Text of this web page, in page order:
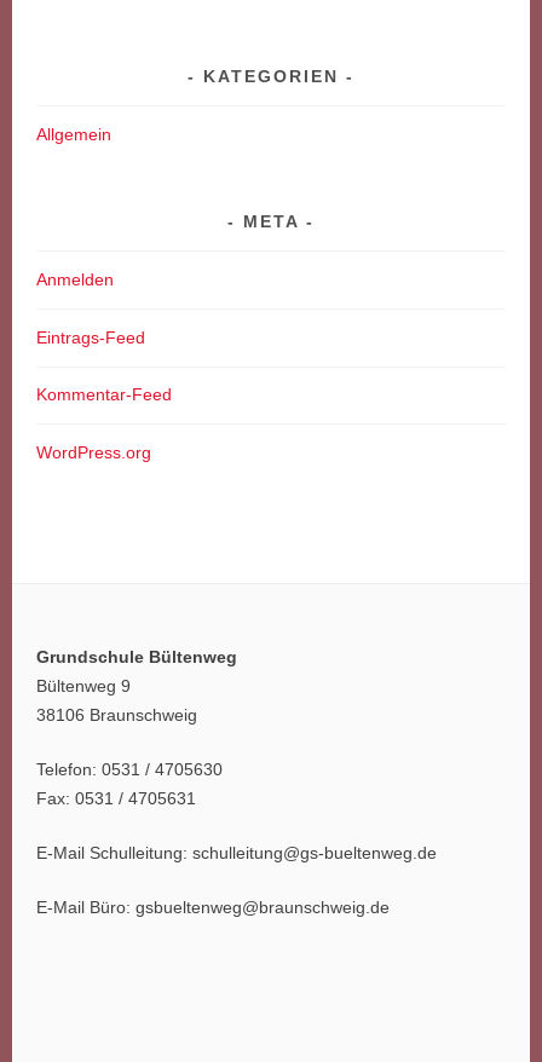
KATEGORIEN
Allgemein
META
Anmelden
Eintrags-Feed
Kommentar-Feed
WordPress.org
Grundschule Bültenweg
Bültenweg 9
38106 Braunschweig
Telefon: 0531 / 4705630
Fax: 0531 / 4705631
E-Mail Schulleitung: schulleitung@gs-bueltenweg.de
E-Mail Büro: gsbueltenweg@braunschweig.de